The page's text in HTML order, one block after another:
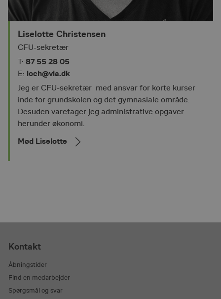
Liselotte Christensen
CFU-sekretær
T: 87 55 28 05
E: loch@via.dk
Jeg er CFU-sekretær med ansvar for korte kurser
inde for grundskolen og det gymnasiale område.
Desuden varetager jeg administrative opgaver
herunder økonomi.
Mød Liselotte
Kontakt
Åbningstider
Find en medarbejder
Spørgsmål og svar